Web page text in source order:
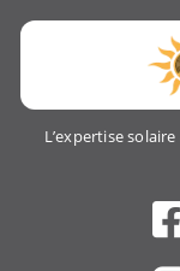
L’expertise